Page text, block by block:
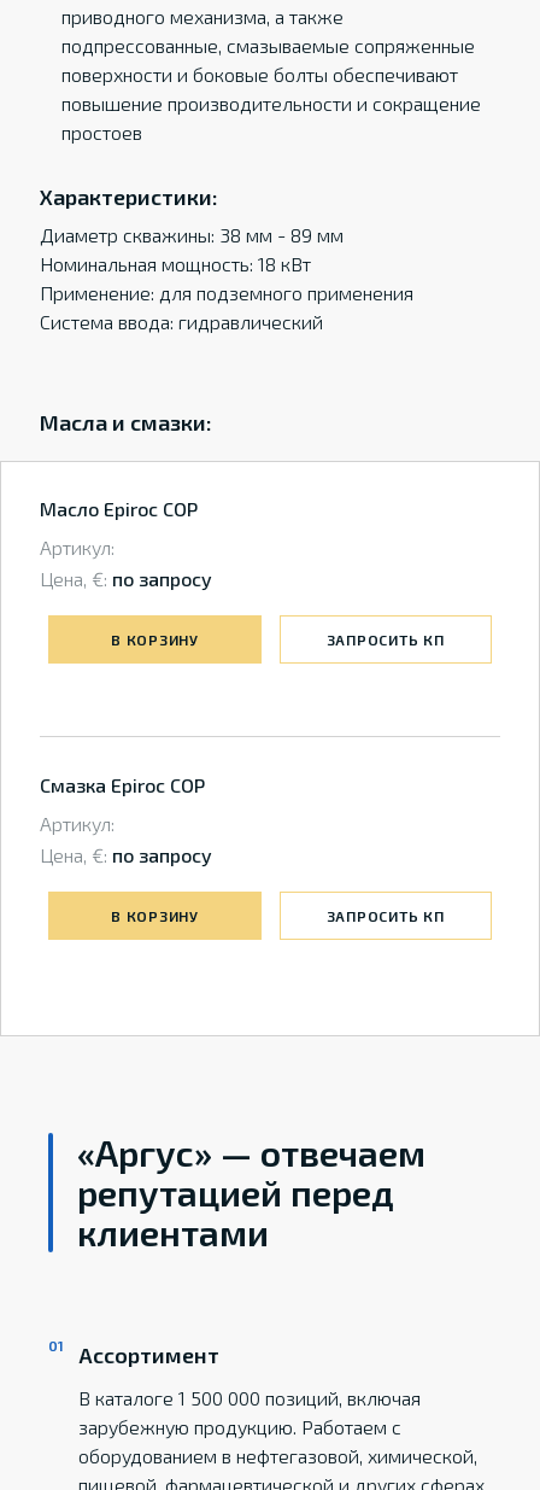
приводного механизма, а также
подпрессованные, смазываемые сопряженные
поверхности и боковые болты обеспечивают
повышение производительности и сокращение
простоев
Характеристики:
Диаметр скважины: 38 мм - 89 мм
Номинальная мощность: 18 кВт
Применение: для подземного применения
Система ввода: гидравлический
Масла и смазки:
Масло Epiroc COP
Артикул:
Цена, €: по запросу
В КОРЗИНУ ЗАПРОСИТЬ КП
Смазка Epiroc COP
Артикул:
Цена, €: по запросу
В КОРЗИНУ ЗАПРОСИТЬ КП
«Аргус» — отвечаем
репутацией перед
клиентами
Ассортимент
В каталоге 1 500 000 позиций, включая
зарубежную продукцию. Работаем с
оборудованием в нефтегазовой, химической,
пищевой, фармацевтической и других сферах